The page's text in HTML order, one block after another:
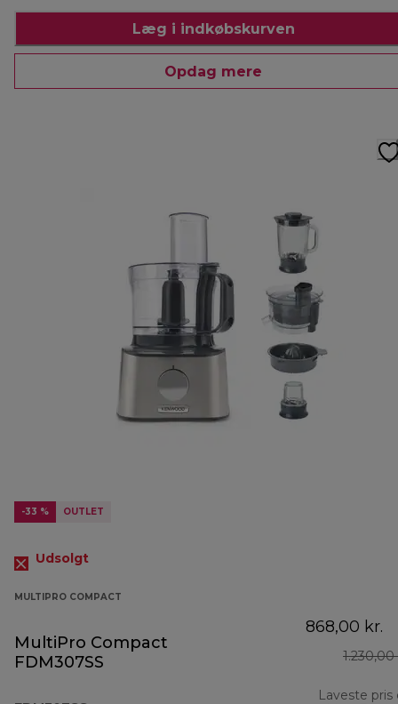
Læg i indkøbskurven
Opdag mere
-33 % OUTLET
Udsolgt
MULTIPRO COMPACT
MultiPro Compact
FDM307SS
868,00 kr.
1.230,00
Laveste pris